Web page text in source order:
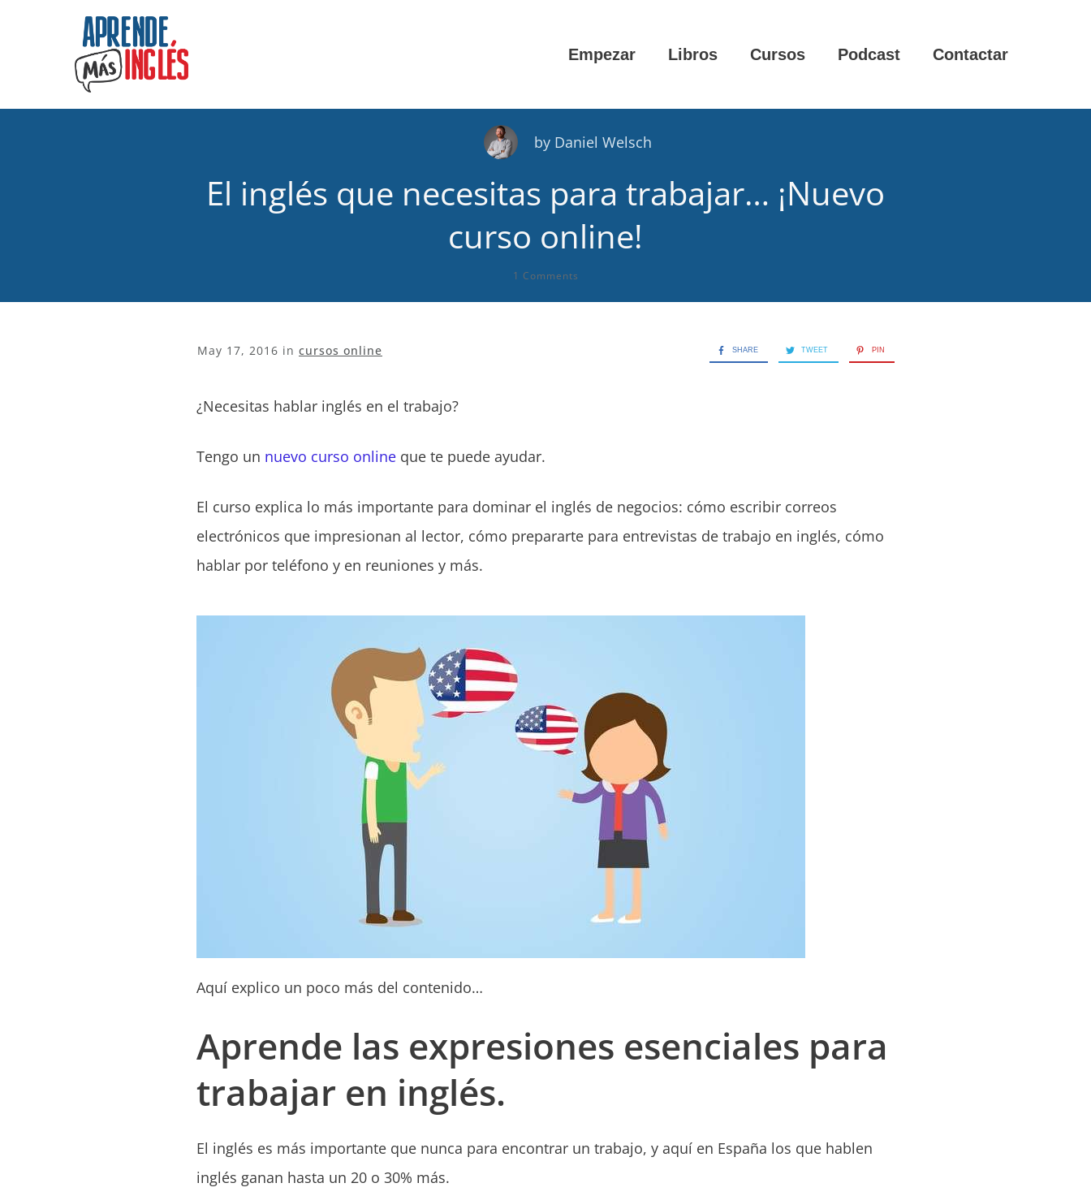
Empezar Libros Cursos Podcast Contactar
by Daniel Welsch
El inglés que necesitas para trabajar… ¡Nuevo
curso online!
1 Comments
May 17, 2016 in cursos online SHARE TWEET PIN
¿Necesitas hablar inglés en el trabajo?
Tengo un nuevo curso online que te puede ayudar.
El curso explica lo más importante para dominar el inglés de negocios: cómo escribir correos
electrónicos que impresionan al lector, cómo prepararte para entrevistas de trabajo en inglés, cómo
hablar por teléfono y en reuniones y más.
Aquí explico un poco más del contenido…
Aprende las expresiones esenciales para
trabajar en inglés.
El inglés es más importante que nunca para encontrar un trabajo, y aquí en España los que hablen
inglés ganan hasta un 20 o 30% más.